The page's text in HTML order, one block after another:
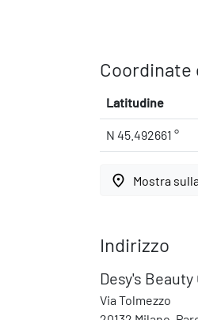
Coordinate
Latitudine
N 45.492661 °
place Mostra
Indirizzo
Desy's
Via Tolmezzo